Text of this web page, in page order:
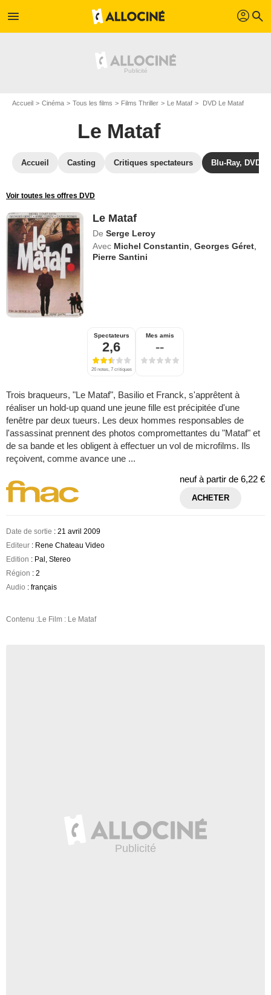
menu profil search
Accueil Cinéma Tous les films Films Thriller Le Mataf DVD Le Mataf
Le Mataf
Accueil Casting Critiques spectateurs Blu-Ray, DVD
Voir toutes les offres DVD
Le Mataf
De Serge Leroy
Avec Michel Constantin ,Georges Géret
Pierre Santini
Spectateurs
2,6
26 notes, 7 critiques
Mes amis
--
Trois braqueurs, "Le Mataf", Basilio et Franck, s'apprêtent à
réaliser un hold-up quand une jeune fille est précipitée d'une
fenêtre par deux tueurs. Les deux hommes responsables de
l'assassinat prennent des photos compromettantes du "Mataf" et
de sa bande et les obligent à effectuer un vol de microfilms. Ils
reçoivent, comme avance une ...
neuf à partir de 6,22 €
ACHETER
Date de sortie : 21 avril 2009
Editeur : Rene Chateau Video
Edition : Pal, Stereo
Région : 2
Audio : français
Contenu :Le Film : Le Mataf